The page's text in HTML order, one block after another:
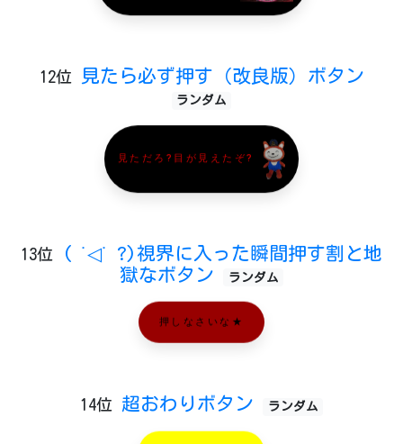
12位 見たら必ず押す（改良版）ボタン
ランダム
見ただろ?目が見えたぞ?
13位
( ˙◁˙ ?)視界に入った瞬間押す割と地
獄なボタン
ランダム
押しなさいな★
14位 超おわりボタン ランダム